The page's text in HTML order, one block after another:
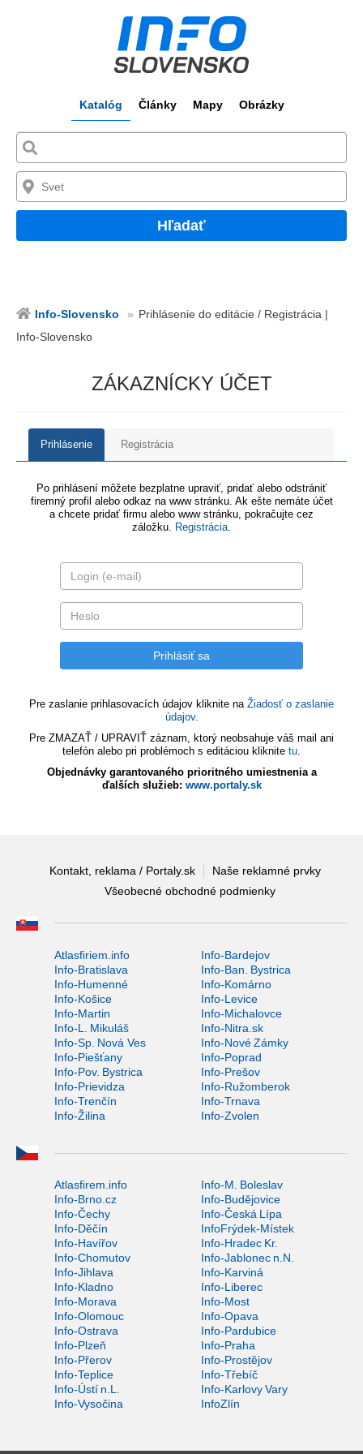
Katalóg Články Mapy Obrázky
Hľadať
Info-Slovensko
Prihlásenie do editácie / Registrácia |
Info-Slovensko
ZÁKAZNÍCKY ÚČET
Prihlásenie Registrácia
Po prihlásení môžete bezplatne upraviť, pridať alebo odstrániť
firemný profil alebo odkaz na www stránku. Ak ešte nemáte účet
a chcete pridať firmu alebo www stránku, pokračujte cez
záložku. Registrácia.
Pre zaslanie prihlasovacích údajov kliknite na Žiadosť o zaslanie
údajov.
Pre ZMAZAŤ / UPRAVIŤ záznam, ktorý neobsahuje váš mail ani
telefón alebo pri problémoch s editáciou kliknite tu.
Objednávky garantovaného prioritného umiestnenia a
ďalších služieb: www.portaly.sk
Kontakt, reklama / Portaly.sk
Naše reklamné prvky
Všeobecné obchodné podmienky
Atlasfiriem.info
Info-Bardejov
Info-Bratislava
Info-Ban. Bystrica
Info-Humenné
Info-Komárno
Info-Košice
Info-Levice
Info-Martin
Info-Michalovce
Info-L. Mikuláš
Info-Nitra.sk
Info-Sp. Nová Ves
Info-Nové Zámky
Info-Piešťany
Info-Poprad
Info-Pov. Bystrica
Info-Prešov
Info-Prievidza
Info-Ružomberok
Info-Trenčín
Info-Trnava
Info-Žilina
Info-Zvolen
Atlasfirem.info
Info-M. Boleslav
Info-Brno.cz
Info-Budějovice
Info-Čechy
Info-Česká Lípa
Info-Děčín
InfoFrýdek-Místek
Info-Havířov
Info-Hradec Kr.
Info-Chomutov
Info-Jablonec n.N.
Info-Jihlava
Info-Karviná
Info-Kladno
Info-Liberec
Info-Morava
Info-Most
Info-Olomouc
Info-Opava
Info-Ostrava
Info-Pardubice
Info-Plzeň
Info-Praha
Info-Přerov
Info-Prostějov
Info-Teplice
Info-Třebíč
Info-Ústí n.L.
Info-Karlovy Vary
Info-Vysočina
InfoZlín